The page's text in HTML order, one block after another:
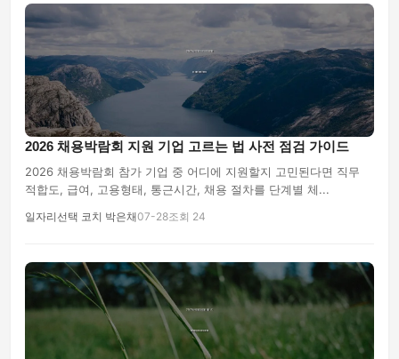
2026 채용박람회 지원 기업 고르는 법 사전 점검 가이드
2026 채용박람회 참가 기업 중 어디에 지원할지 고민된다면 직무
적합도, 급여, 고용형태, 통근시간, 채용 절차를 단계별 체...
일자리선택 코치 박은채07-28조회 24